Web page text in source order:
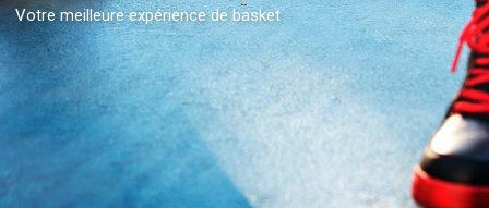
Votre meilleure expérience de basket